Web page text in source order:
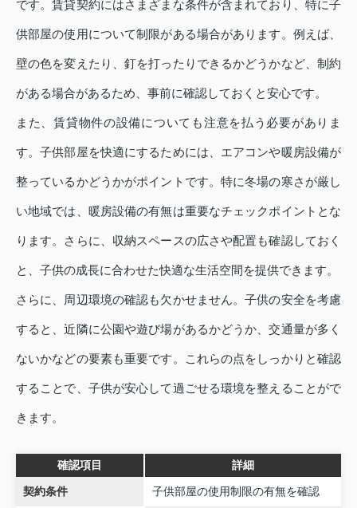
です。賃貸契約にはさまざまな条件が含まれており、特に子
供部屋の使用について制限がある場合があります。例えば、
壁の色を変えたり、釘を打ったりできるかどうかなど、制約
がある場合があるため、事前に確認しておくと安心です。
また、賃貸物件の設備についても注意を払う必要がありま
す。子供部屋を快適にするためには、エアコンや暖房設備が
整っているかどうかがポイントです。特に冬場の寒さが厳し
い地域では、暖房設備の有無は重要なチェックポイントとな
ります。さらに、収納スペースの広さや配置も確認しておく
と、子供の成長に合わせた快適な生活空間を提供できます。
さらに、周辺環境の確認も欠かせません。子供の安全を考慮
すると、近隣に公園や遊び場があるかどうか、交通量が多く
ないかなどの要素も重要です。これらの点をしっかりと確認
することで、子供が安心して過ごせる環境を整えることがで
きます。
確認項目 詳細
契約条件 子供部屋の使用制限の有無を確認